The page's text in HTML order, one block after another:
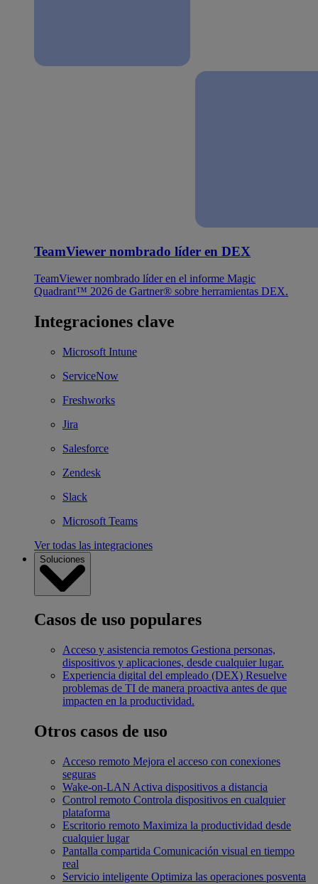
TeamViewer nombrado líder en DEX
TeamViewer nombrado líder en el informe Magic
Quadrant™ 2026 de Gartner® sobre herramientas DEX.
Integraciones clave
Microsoft Intune
ServiceNow
Freshworks
Jira
Salesforce
Zendesk
Slack
Microsoft Teams
Ver todas las integraciones
Soluciones
Casos de uso populares
Acceso y asistencia remotos Gestiona personas,
dispositivos y aplicaciones, desde cualquier lugar.
Experiencia digital del empleado (DEX) Resuelve
problemas de TI de manera proactiva antes de que
impacten en la productividad.
Otros casos de uso
Acceso remoto Mejora el acceso con conexiones
seguras
Wake-on-LAN Activa dispositivos a distancia
Control remoto Controla dispositivos en cualquier
plataforma
Escritorio remoto Maximiza la productividad desde
cualquier lugar
Pantalla compartida Comunicación visual en tiempo
real
Servicio inteligente Optimiza las operaciones posventa